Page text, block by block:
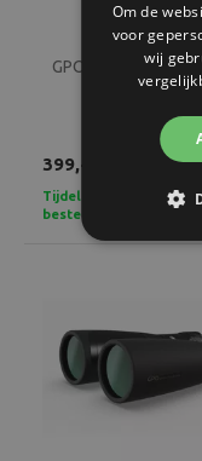
GPO Rangetracker
6x20 green
399,-
Tijdelijk uitverkocht,
bestelbaar!
Om de
voor
wij